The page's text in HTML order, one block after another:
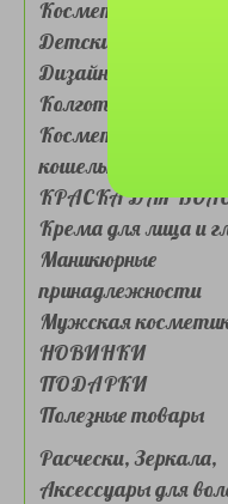
Косметика
Детские товары
Дизайн для ногтей
Колготки, носочки
Косметички,
кошельки
КРАСКА ДЛЯ
Крема для лица и
Маникюрные
принадлежности
Мужская
НОВИНКИ
ПОДАРКИ
Полезные товары
Расчески, Зеркала,
Аксессуары для